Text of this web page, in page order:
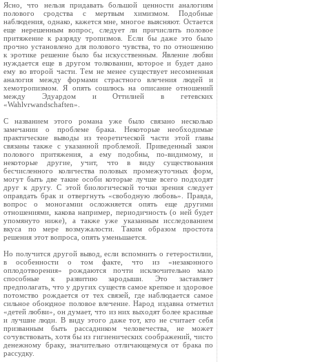
Ясно, что нельзя придавать большой ценности аналогиям
полового сродства с мертвым химизмом. Подобные
наблюдения, однако, кажется мне, многое выясняют. Остается
еще нерешенным вопрос, следует ли причислить половое
притяжение к разряду тропизмов. Если бы даже это было
прочно установлено для полового чувства, то по отношению
к эротике решение было бы искусственным. Явление любви
нуждается еще в другом толковании, которое и будет дано
ему во второй части. Тем не менее существует несомненная
аналогия между формами страстного влечения людей и
хемотропизмом. Я опять сошлюсь на описание отношений
между Эдуардом и Оттилией в гетевских
«Wahlvrwandschaften».
С названием этого романа уже было связано несколько
замечании о проблеме брака. Некоторые необходимые
практические выводы из теоретической части этой главы
связаны также с указанной проблемой. Приведенный закон
полового притяжения, а ему подобны, по‑видимому, и
некоторые другие, учит, что в виду существования
бесчисленного количества половых промежуточных форм,
могут быть две такие особи которые лучше всего подходят
друг к другу. С этой биологической точки зрения следует
оправдать брак и отвергнуть «свободную любовь». Правда,
вопрос о моногамии осложняется опять еще другими
отношениями, какова например, периодичность (о ней будет
упомянуто ниже), а также уже указанным исследованием
вкуса по мере возмужалости. Таким образом простота
решения этот вопроса, опять уменьшается.
Но получится другой вывод, если вспомнить о гетеростилии,
в особенности о том факте, что из «незаконного
оплодотворения» рождаются почти исключительно мало
способные к развитию зародыши. Это заставляет
предполагать, что у других существ самое крепкое и здоровое
потомство рождается от тех связей, где наблюдается самое
сильное обоюдное половое влечение. Народ издавна отметил
«детей любви», он думает, что из них выходят более красивые
и лучшие люди. В виду этого даже тот, кто не считает себя
призванным быть рассадником человечества, не может
сочувствовать, хотя бы из гигиенических соображений, чисто
денежному браку, значительно отличающемуся от брака по
рассудку.